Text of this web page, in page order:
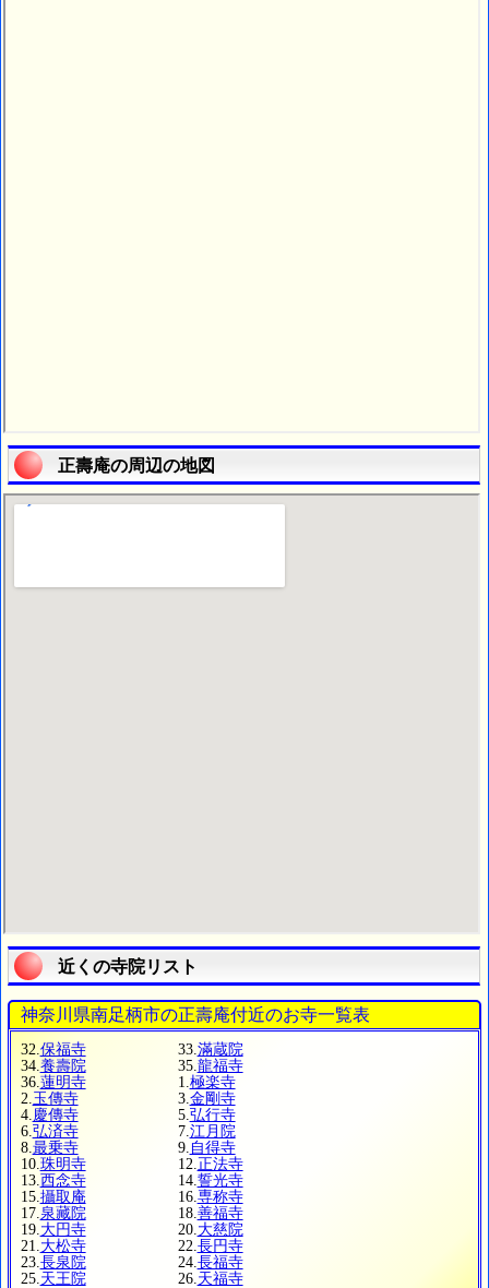
正壽庵の周辺の地図
近くの寺院リスト
神奈川県南足柄市の正壽庵付近のお寺一覧表
32. 保福寺 33. 滿蔵院
34. 養壽院 35. 龍福寺
36. 蓮明寺 1. 極楽寺
2. 玉傳寺 3. 金剛寺
4. 慶傳寺 5. 弘行寺
6. 弘済寺 7. 江月院
8. 最乗寺 9. 自得寺
10. 珠明寺 12. 正法寺
13. 西念寺 14. 誓光寺
15. 攝取庵 16. 専称寺
17. 泉藏院 18. 善福寺
19. 大円寺 20. 大慈院
21. 大松寺 22. 長円寺
23. 長泉院 24. 長福寺
25. 天王院 26. 天福寺